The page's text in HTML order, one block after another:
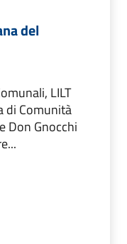
del
LILT
di Comunità
Don Gnocchi